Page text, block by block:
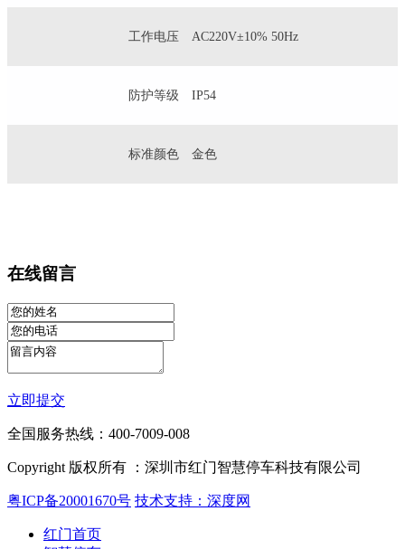
工作电压 AC220V±10% 50Hz
防护等级 IP54
标准颜色 金色
在线留言
立即提交
全国服务热线：400-7009-008
Copyright 版权所有 ：深圳市红门智慧停车科技有限公司
粤ICP备20001670号 技术支持：深度网
红门首页